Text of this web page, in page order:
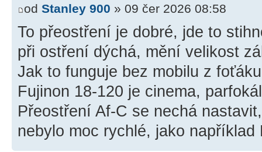
od Stanley 900 » 09 čer 2026 08:58
To přeostření je dobré, jde to
při ostření dýchá, mění velikost
Jak to funguje bez mobilu z
Fujinon 18-120 je cinema,
Přeostření Af-C se nechá
nebylo moc rychlé, jako